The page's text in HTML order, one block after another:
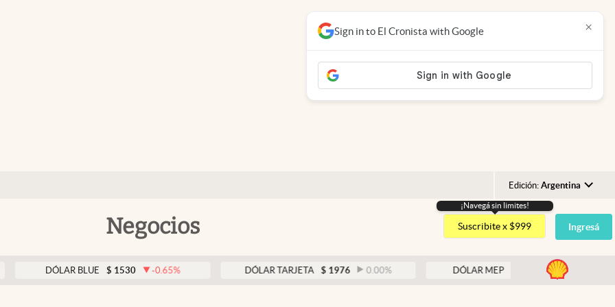
Edición: Argentina
Argentina
España
USA
Negocios
¡Navegá sin limites!
Suscribite x $999 Ingresá
DÓLAR BLUE $ 1530 -0.65% DÓLAR TARJETA $ 1976 0.00% DÓLAR MEP $ 1521,52 0.23%
Sign in to El Cronista with Google ×